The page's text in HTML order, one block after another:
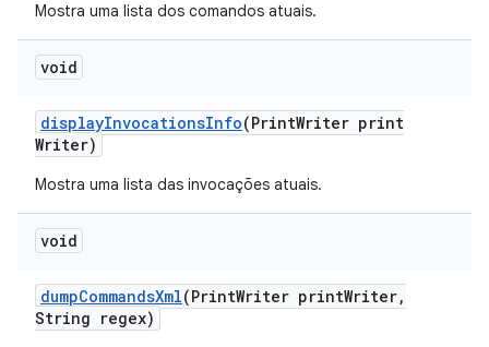
Mostra uma lista dos comandos atuais.
void
displayInvocationsInfo(PrintWriter print
Writer)
Mostra uma lista das invocações atuais.
void
dumpCommandsXml(PrintWriter printWriter,
String regex)